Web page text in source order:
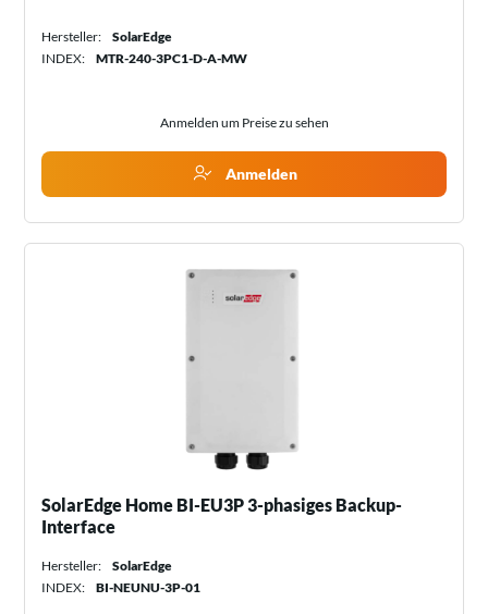
Hersteller:
SolarEdge
INDEX:
MTR-240-3PC1-D-A-MW
Anmelden um Preise zu sehen
Anmelden
SolarEdge Home BI-EU3P 3-phasiges Backup-
Interface
Hersteller:
SolarEdge
INDEX:
BI-NEUNU-3P-01